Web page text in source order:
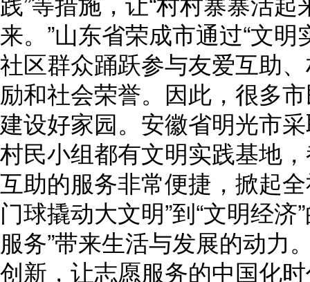
来。”山东省荣成市通过“文
社区群众踊跃参与友爱互助
励和社会荣誉。因此，很多
建设好家园。安徽省明光市
村民小组都有文明实践基地
互助的服务非常便捷，掀起
门球撬动大文明”到“文明经
服务”带来生活与发展的动力
创新，让志愿服务的中国化